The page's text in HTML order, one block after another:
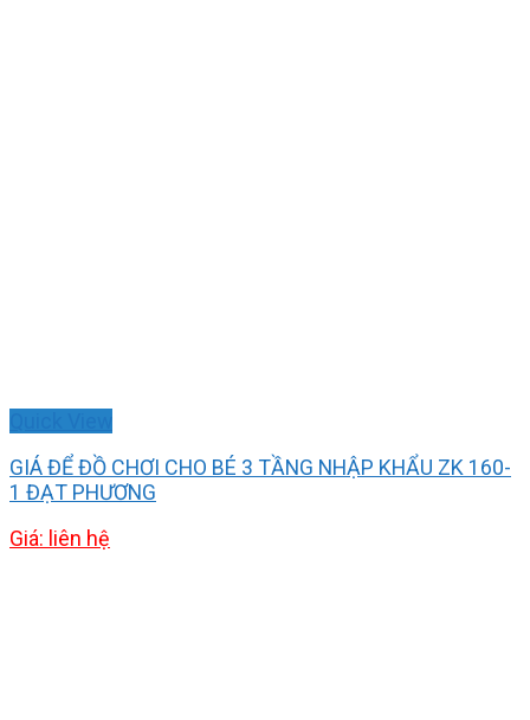
GIÁ ĐỂ ĐỒ CHƠI CHO BÉ 3 TẦNG NHẬP KHẨU ZK 160-
1 ĐẠT PHƯƠNG
Giá: liên hệ